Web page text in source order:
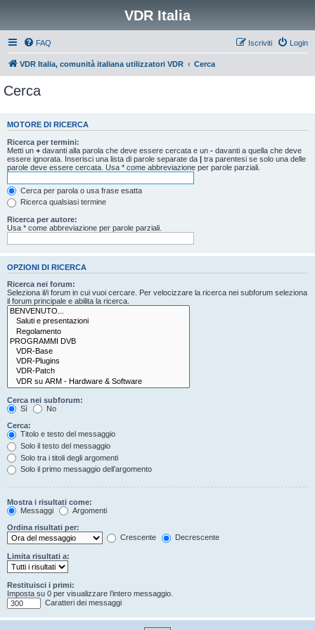
VDR Italia
FAQ Login
Iscriviti
VDR Italia, comunità italiana utilizzatori VDR Cerca
Cerca
MOTORE DI RICERCA
Ricerca per termini:
Metti un + davanti alla parola che deve essere cercata e un - davanti a quella che deve
essere ignorata. Inserisci una lista di parole separate da | tra parentesi se solo una delle
parole deve essere cercata. Usa * come abbreviazione per parole parziali.
Cerca per parola o usa frase esatta
Ricerca qualsiasi termine
Ricerca per autore:
Usa * come abbreviazione per parole parziali.
OPZIONI DI RICERCA
Ricerca nei forum:
Seleziona il/i forum in cui vuoi cercare. Per velocizzare la ricerca nei subforum seleziona
il forum principale e abilita la ricerca.
Cerca nei subforum:
Sì
No
Cerca:
Titolo e testo del messaggio
Solo il testo del messaggio
Solo tra i titoli degli argomenti
Solo il primo messaggio dell’argomento
Mostra i risultati come:
Messaggi
Argomenti
Ordina risultati per:
Crescente
Decrescente
Limita risultati a:
Restituisci i primi:
Imposta su 0 per visualizzare l’intero messaggio.
Caratteri dei messaggi